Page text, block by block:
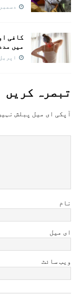
دسمبر 1, 2022
کافی
میں
اپریل 12, 2024
تبصرہ کريں
آپکی ای ميل پبلش
نام
ای میل
ویب سائٹ